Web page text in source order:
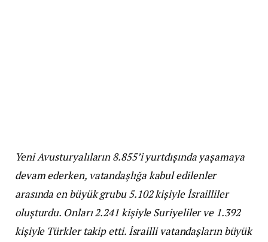
Yeni Avusturyalıların 8.855’i yurtdışında yaşamaya
devam ederken, vatandaşlığa kabul edilenler
arasında en büyük grubu 5.102 kişiyle İsrailliler
oluşturdu. Onları 2.241 kişiyle Suriyeliler ve 1.392
kişiyle Türkler takip etti. İsrailli vatandaşların büyük